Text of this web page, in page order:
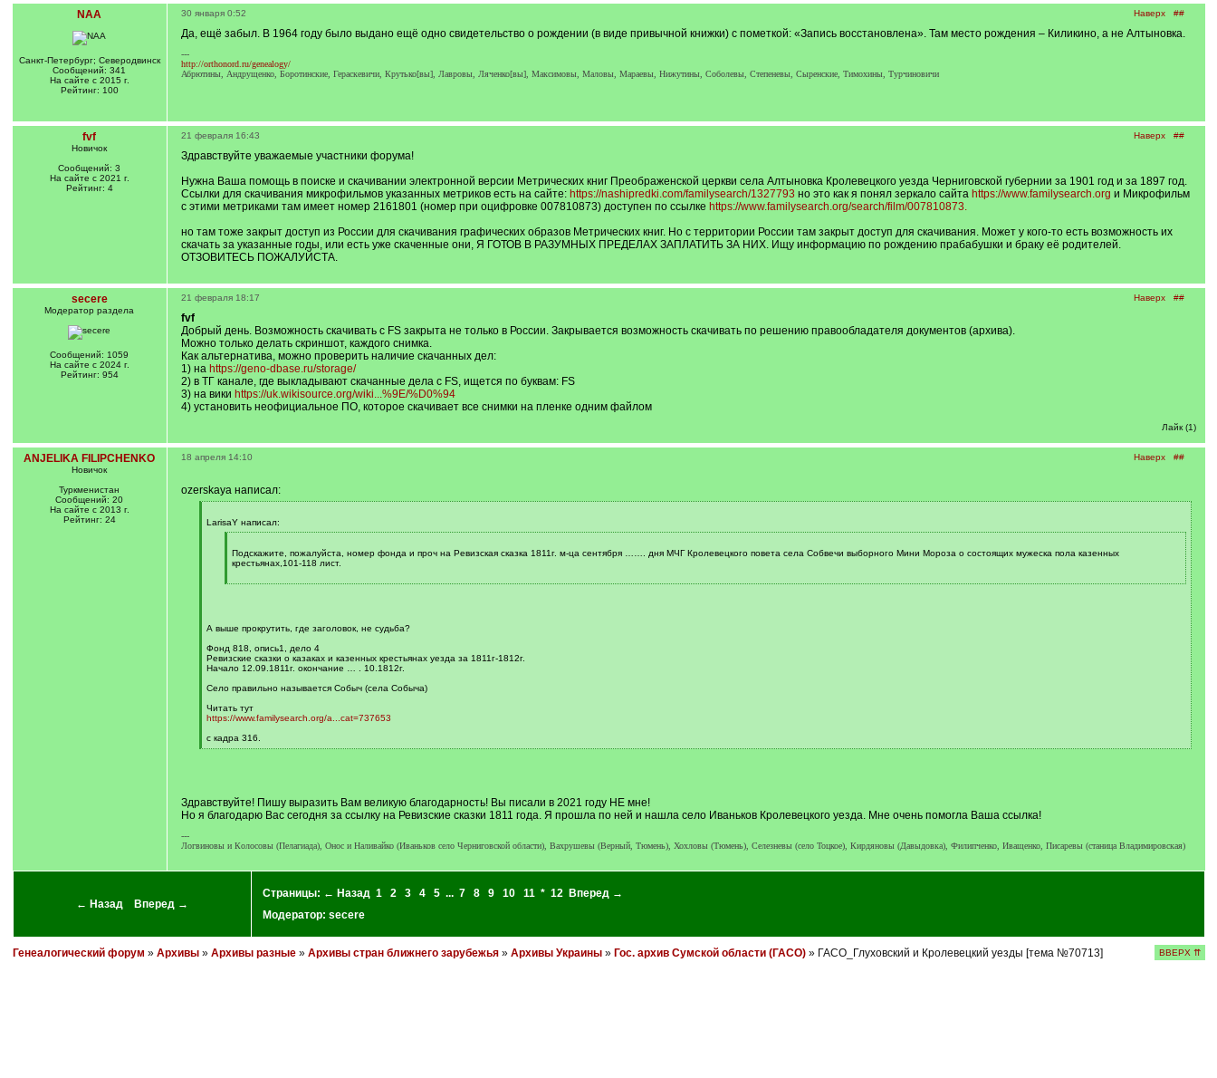
NAA
Санкт-Петербург; Северодвинск
Сообщений: 341
На сайте с 2015 г.
Рейтинг: 100
Наверх ##
30 января 0:52
Да, ещё забыл. В 1964 году было выдано ещё одно свидетельство о рождении (в виде привычной книжки) с пометкой: «Запись восстановлена». Там место рождения – Киликино, а не Алтыновка.
---
http://orthonord.ru/genealogy/
Абрютины, Андрущенко, Боротинские, Гераскевичи, Крутько[вы], Лавровы, Ляченко[вы], Максимовы, Маловы, Мараевы, Нижутины, Соболевы, Степеневы, Сыренские, Тимохины, Турчиновичи
fvf
Новичок
Сообщений: 3
На сайте с 2021 г.
Рейтинг: 4
Наверх ##
21 февраля 16:43
Здравствуйте уважаемые участники форума!
Нужна Ваша помощь в поиске и скачивании электронной версии Метрических книг Преображенской церкви села Алтыновка Кролевецкого уезда Черниговской губернии за 1901 год и за 1897 год.
Ссылки для скачивания микрофильмов указанных метриков есть на сайте: https://nashipredki.com/familysearch/1327793 но это как я понял зеркало сайта https://www.familysearch.org и Микрофильм
с этими метриками там имеет номер 2161801 (номер при оцифровке 007810873) доступен по ссылке https://www.familysearch.org/search/film/007810873.
но там тоже закрыт доступ из России для скачивания графических образов Метрических книг. Но с территории России там закрыт доступ для скачивания. Может у кого-то есть возможность их
скачать за указанные годы, или есть уже скаченные они, Я ГОТОВ В РАЗУМНЫХ ПРЕДЕЛАХ ЗАПЛАТИТЬ ЗА НИХ. Ищу информацию по рождению прабабушки и браку её родителей.
ОТЗОВИТЕСЬ ПОЖАЛУЙСТА.
secere
Модератор раздела
Сообщений: 1059
На сайте с 2024 г.
Рейтинг: 954
Наверх ##
21 февраля 18:17
fvf
Добрый день. Возможность скачивать с FS закрыта не только в России. Закрывается возможность скачивать по решению правообладателя документов (архива).
Можно только делать скриншот, каждого снимка.
Как альтернатива, можно проверить наличие скачанных дел:
1) на https://geno-dbase.ru/storage/
2) в ТГ канале, где выкладывают скачанные дела с FS, ищется по буквам: FS
3) на вики https://uk.wikisource.org/wiki...%9E/%D0%94
4) установить неофициальное ПО, которое скачивает все снимки на пленке одним файлом
Лайк (1)
ANJELIKA FILIPCHENKO
Новичок
Туркменистан
Сообщений: 20
На сайте с 2013 г.
Рейтинг: 24
Наверх ##
18 апреля 14:10
ozerskaya написал:
qLarisaY написал:
q
]
Подскажите, пожалуйста, номер фонда и проч на Ревизская сказка 1811г. м-ца сентября ……. дня МЧГ Кролевецкого повета села Собвечи выборного Мини Мороза о состоящих мужеска пола казенных
крестьянах,101-118 лист.
[
А выше прокрутить, где заголовок, не судьба?
Фонд 818, опись1, дело 4
Ревизские сказки о казаках и казенных крестьянах уезда за 1811г-1812г.
Начало 12.09.1811г. окончание … . 10.1812г.
Село правильно называется Собыч (села Собыча)
Читать тут
https://www.familysearch.org/a...cat=737653
с кадра 316.
[
Здравствуйте! Пишу выразить Вам великую благодарность! Вы писали в 2021 году НЕ мне!
Но я благодарю Вас сегодня за ссылку на Ревизские сказки 1811 года. Я прошла по ней и нашла село Иваньков Кролевецкого уезда. Мне очень помогла Ваша ссылка!
---
Логвиновы и Колосовы (Пелагиада), Онос и Наливайко (Иваньков село Черниговской области), Вахрушевы (Верный, Тюмень), Хохловы (Тюмень), Селезневы (село Тоцкое), Кирдяновы (Давыдовка), Филипченко, Иващенко, Писаревы (станица Владимировская)
← Назад Вперед →
Страницы: ← Назад 1 2 3 4 5 ... 7 8 9 10 11 * 12
Вперед →
Модератор: secere
Генеалогический форум » Архивы» Архивы разные» Архивы стран ближнего зарубежья» Архивы Украины» Гос. архив Сумской области (ГАСО)» ГАСО_Глуховский и Кролевецкий уезды [тема №70713] ВВЕРХ ⇈